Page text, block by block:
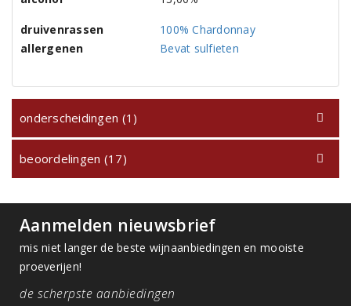
druivenrassen
100% Chardonnay
allergenen
Bevat sulfieten
onderscheidingen (1)
beoordelingen (17)
Aanmelden nieuwsbrief
mis niet langer de beste wijnaanbiedingen en mooiste
proeverijen!
de scherpste aanbiedingen